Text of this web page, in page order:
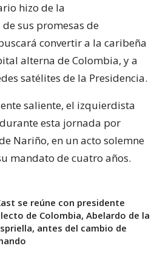
hizo de la
sus promesas de
convertir a la caribeña
alterna de Colombia, y a
satélites de la Presidencia.
saliente, el izquierdista
esta jornada por
Nariño, en un acto solemne
mandato de cuatro años.
se reúne con presidente
de Colombia, Abelardo de la
antes del cambio de